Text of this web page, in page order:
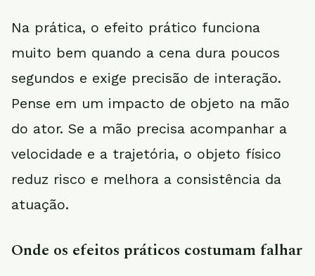
Na prática, o efeito prático funciona
muito bem quando a cena dura poucos
segundos e exige precisão de interação.
Pense em um impacto de objeto na mão
do ator. Se a mão precisa acompanhar a
velocidade e a trajetória, o objeto físico
reduz risco e melhora a consistência da
atuação.
Onde os efeitos práticos costumam falhar